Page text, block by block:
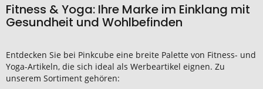
Fitness & Yoga: Ihre Marke im Einklang mit
Gesundheit und Wohlbefinden
Entdecken Sie bei Pinkcube eine breite Palette von Fitness- und
Yoga-Artikeln, die sich ideal als Werbeartikel eignen. Zu
unserem Sortiment gehören: